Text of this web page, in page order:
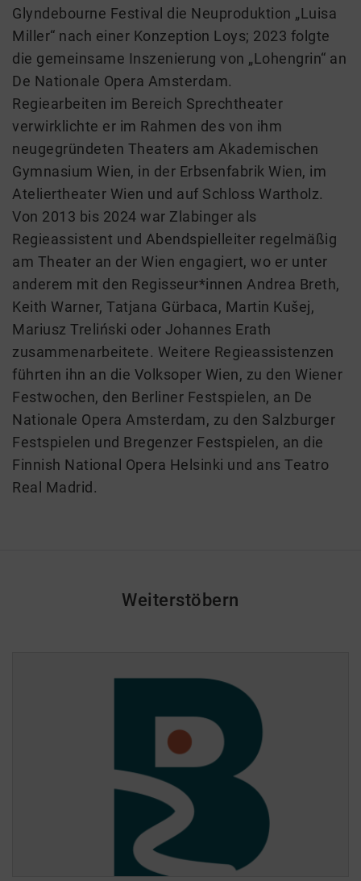
Glyndebourne Festival die Neuproduktion „Luisa
Miller“ nach einer Konzeption Loys; 2023 folgte
die gemeinsame Inszenierung von „Lohengrin“ an
De Nationale Opera Amsterdam.
Regiearbeiten im Bereich Sprechtheater
verwirklichte er im Rahmen des von ihm
neugegründeten Theaters am Akademischen
Gymnasium Wien, in der Erbsenfabrik Wien, im
Ateliertheater Wien und auf Schloss Wartholz.
Von 2013 bis 2024 war Zlabinger als
Regieassistent und Abendspielleiter regelmäßig
am Theater an der Wien engagiert, wo er unter
anderem mit den Regisseur*innen Andrea Breth,
Keith Warner, Tatjana Gürbaca, Martin Kušej,
Mariusz Treliński oder Johannes Erath
zusammenarbeitete. Weitere Regieassistenzen
führten ihn an die Volksoper Wien, zu den Wiener
Festwochen, den Berliner Festspielen, an De
Nationale Opera Amsterdam, zu den Salzburger
Festspielen und Bregenzer Festspielen, an die
Finnish National Opera Helsinki und ans Teatro
Real Madrid.
Weiterstöbern